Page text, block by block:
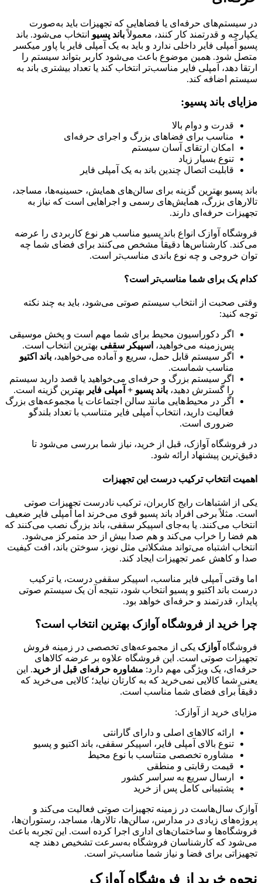
در سیستم‌های حرفه‌ای یا فضاهایی که تجهیزات باید به‌صورت
یکپارچه و قدرتمند کار کنند، معمولاًباند پسیو انتخاب می‌شود. باند
پسیو آمپلی فایر داخلی ندارد و باید به یک آمپلی فایر یا پاور میکسر
متصل شود. همین موضوع باعث می‌شود کاربر بتواند سیستم را
ارتقا دهد، آمپلی فایر مناسب‌تر انتخاب کند یا تعداد بیشتری باند به
سیستم اضافه کند.
مزایای باند پسیو:
قدرت و دوام بالا
مناسب برای فضاهای بزرگ و اجرای حرفه‌ای
امکان ارتقای آسان سیستم
تنوع بسیار زیاد
قابلیت اتصال چندین باند به یک آمپلی فایر
باند پسیو بهترین گزینه برای سالن‌های همایش، حسینیه‌ها، مساجد،
تالارهای بزرگ، همایش‌های رسمی و اجراهایی است که نیاز به
تجهیزات حرفه‌ای دارند.
فروشگاه آوازک انواع باند پسیو مناسب هر نوع کاربردی را عرضه
می‌کند. کارشناس‌ها دقیقاً مشخص می‌کنند برای فضای شما چه
توان خروجی و چه نوع باندی مناسب‌تر است.
کدام یک برای شما مناسب‌تر است؟
وقتی صحبت از انتخاب سیستم صوتی می‌شود، باید به چند نکته
توجه کنید:
اگر دکوراسیون محیط برای شما مهم است و پخش موسیقی
پس‌زمینه می‌خواهید، اسپیکر سقفی بهترین انتخاب است.
اگر سیستم قابل حمل، سریع و آماده می‌خواهید، باند اکتیو
مناسب شماست.
اگر سیستم بزرگ و حرفه‌ای می‌خواهید یا قصد دارید سیستم
را گسترش دهید، باند پسیو + آمپلی فایر بهترین گزینه است.
اگر در محیط‌هایی مانند سالن اجتماعات یا مجموعه‌های بزرگ
فعالیت دارید، انتخاب آمپلی فایر متناسب با تعداد بلندگو
ضروری است.
در فروشگاه آوازک، قبل از خرید، نیاز شما بررسی می‌شود تا
دقیق‌ترین پیشنهاد ارائه شود.
اهمیت انتخاب ترکیب درست این تجهیزات
یکی از اشتباهات رایج کاربران، ترکیب نادرست تجهیزات صوتی
است. مثلاً برخی افراد باند پسیو قوی می‌خرند اما آمپلی فایر ضعیف
انتخاب می‌کنند. یا به‌جای اسپیکر سقفی، باند بزرگ نصب می‌کنند که
هم فضا را خراب می‌کند و هم صدا بیش از حد متمرکز می‌شود.
انتخاب اشتباه می‌تواند مشکلاتی مثل نویز، سوختن باند، افت کیفیت
صدا و کاهش عمر تجهیزات ایجاد کند.
اما وقتی آمپلی فایر مناسب، اسپیکر سقفی درست، یا ترکیب
درست باند اکتیو و پسیو انتخاب شود، نتیجه آن یک سیستم صوتی
پایدار، قدرتمند و حرفه‌ای خواهد بود.
چرا خرید از فروشگاه آوازک بهترین انتخاب است؟
فروشگاه آوازک یکی از مجموعه‌های تخصصی در زمینه فروش
تجهیزات صوتی است. این فروشگاه علاوه بر عرضه کالاهای
حرفه‌ای، یک ویژگی مهم دارد: مشاوره حرفه‌ای قبل از خرید. این
یعنی شما کالایی نمی‌خرید که به کارتان نیاید؛ کالایی می‌خرید که
دقیقاً برای فضای شما مناسب است.
مزایای خرید از آوازک:
ارائه کالاهای اصلی و دارای گارانتی
تنوع بالای آمپلی فایر، اسپیکر سقفی، باند اکتیو و پسیو
مشاوره تخصصی متناسب با نوع محیط
قیمت رقابتی و منطقی
ارسال سریع به سراسر کشور
پشتیبانی کامل پس از خرید
آوازک سال‌هاست در زمینه تجهیزات صوتی فعالیت می‌کند و
پروژه‌های زیادی در مدارس، سالن‌ها، تالارها، مساجد، رستوران‌ها،
فروشگاه‌ها و ساختمان‌های اداری اجرا کرده است. این تجربه باعث
می‌شود که کارشناسان فروشگاه به‌سرعت تشخیص دهند چه
تجهیزاتی برای فضا و نیاز شما مناسب‌تر است.
نحوه خرید از فروشگاه آوازک